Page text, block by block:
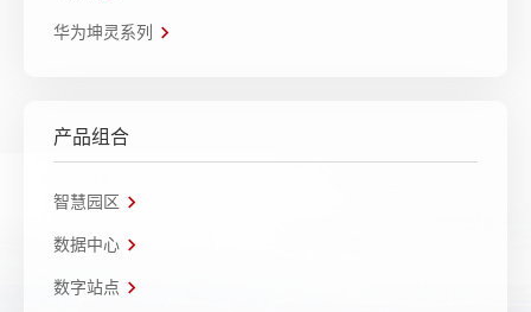
华为坤灵系列
产品组合
智慧园区
数据中心
数字站点